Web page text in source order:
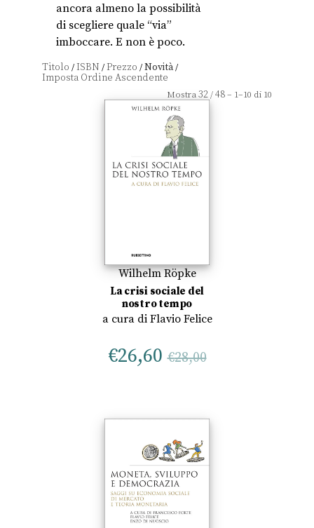
ancora almeno la possibilità
di scegliere quale “via”
imboccare. E non è poco.
Titolo /ISBN /Prezzo /Novità/
Mostra32/48– 1–10 di 10
Wilhelm Röpke
La crisi sociale del
nostro tempo
a cura di Flavio Felice
€26,60 €28,00